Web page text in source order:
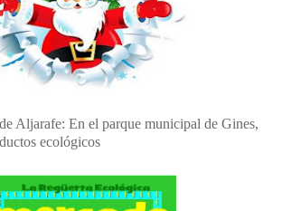
Aljarafe: En el parque municipal de Gines,
ecológicos